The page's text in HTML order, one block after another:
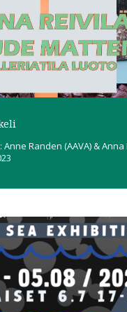
Randen (AAVA) & Anna